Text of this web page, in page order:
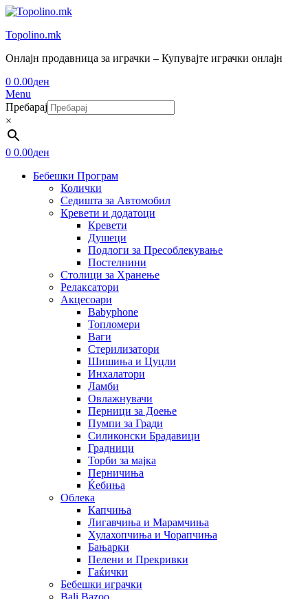
Topolino.mk
Онлајн продавница за играчки – Купувајте играчки онлајн
0 0.00ден
Menu
Пребарај
×
0 0.00ден
Бебешки Програм
Колички
Седишта за Автомобил
Кревети и додатоци
Кревети
Душеци
Подлоги за Пресоблекување
Постелнини
Столици за Хранење
Релаксатори
Акцесоари
Babyphone
Топломери
Ваги
Стерилизатори
Шишиња и Цуцли
Инхалатори
Ламби
Овлажнувачи
Перници за Доење
Пумпи за Гради
Силиконски Брадавици
Градници
Торби за мајка
Перничиња
Ќебиња
Облека
Капчиња
Лигавчиња и Марамчиња
Хулахопчиња и Чорапчиња
Бањарки
Пелени и Прекривки
Гаќички
Бебешки играчки
Bali Bazoo